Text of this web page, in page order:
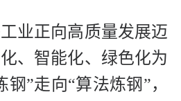
业正向高质量发展迈
、智能化、绿色化为
”走向“算法炼钢”，